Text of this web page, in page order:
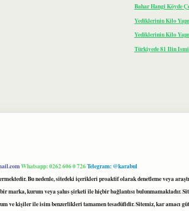
Bahar Hangi Köyde
Yediklerinin Kilo
Yediklerinin Kilo
Türkiyede 81 Ilin
Whatsapp: 0262 606 0 726Telegram: @karabul
Bu nedenle, sitedeki içerikleri proaktif olarak denetleme veya
kurum veya şahıs şirketi ile hiçbir bağlantısı bulunmamaktadır.
ve kişiler ile isim benzerlikleri tamamen tesadüfidir. Sitemiz, kar amacı